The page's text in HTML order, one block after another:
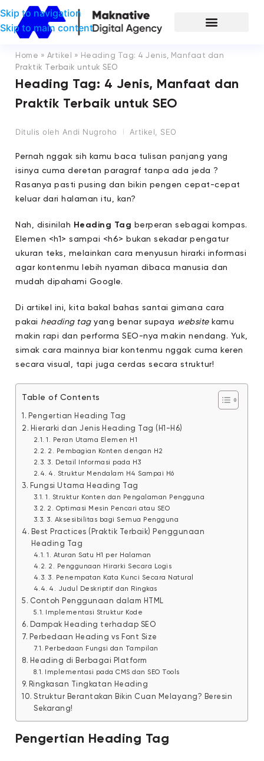
Skip to navigation
Skip to main content
Home » Artikel » Heading Tag: 4 Jenis, Manfaat dan
Praktik Terbaik untuk SEO
Heading Tag: 4 Jenis, Manfaat dan
Praktik Terbaik untuk SEO
Ditulis oleh Andi Nugroho Artikel SEO
Pernah nggak sih kamu baca tulisan panjang yang
isinya cuma deretan paragraf tanpa ada jeda ?
Rasanya pasti pusing dan bikin pengen cepat-cepat
keluar dari halaman itu, kan?
Nah, disinilah Heading Tag berperan sebagai kompas.
Elemen <h1> sampai <h6> bukan sekadar pengatur
ukuran teks, melainkan cara menyusun hirarki informasi
agar kontenmu lebih nyaman dibaca manusia dan
mudah dipahami Google.
Di artikel ini, kita bakal bahas santai gimana cara
pakai heading tagyang benar supaya websitekamu
makin rapi dan performa SEO-nya makin nendang. Yuk,
simak cara mainnya biar kontenmu nggak cuma keren
secara visual, tapi juga cerdas secara struktur!
Table of Contents
Pengertian Heading Tag
Hierarki dan Jenis Heading Tag (H1-H6)
1. Peran Utama Elemen H1
2. Pembagian Konten dengan H2
3. Detail Informasi pada H3
4. Struktur Mendalam H4 Sampai H6
Fungsi Utama Heading Tag
1. Struktur Konten dan Pengalaman Pengguna
2. Optimasi Mesin Pencari atau SEO
3. Aksesibilitas bagi Semua Pengguna
Best Practices (Praktik Terbaik) Penggunaan
Heading Tag
1. Aturan Satu H1 per Halaman
2. Penggunaan Hirarki Secara Logis
3. Penempatan Kata Kunci Secara Natural
4. Judul Deskriptif dan Ringkas
Contoh Penggunaan dalam HTML
Implementasi Struktur Kode
Dampak Heading terhadap SEO
Perbedaan Heading vs Font Size
Perbedaan Fungsi dan Tampilan
Heading di Berbagai Platform
Implementasi pada CMS dan SEO Tools
Ringkasan Tingkatan Heading
Struktur Berantakan Bikin Cuan Melayang? Beresin
Sekarang!
Pengertian Heading Tag